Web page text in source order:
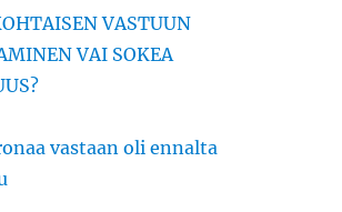
VASTUUN
VAI SOKEA
vastaan oli ennalta